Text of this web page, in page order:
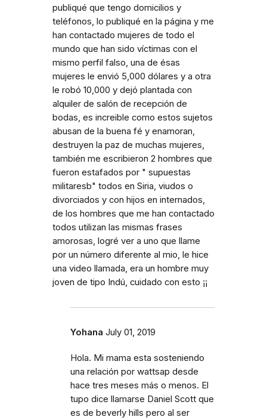
publiqué que tengo domicilios y
teléfonos, lo publiqué en la página y me
han contactado mujeres de todo el
mundo que han sido víctimas con el
mismo perfil falso, una de ésas
mujeres le envió 5,000 dólares y a otra
le robó 10,000 y dejó plantada con
alquiler de salón de recepción de
bodas, es increible como estos sujetos
abusan de la buena fé y enamoran,
destruyen la paz de muchas mujeres,
también me escribieron 2 hombres que
fueron estafados por " supuestas
militaresb" todos en Siria, viudos o
divorciados y con hijos en internados,
de los hombres que me han contactado
todos utilizan las mismas frases
amorosas, logré ver a uno que llame
por un número diferente al mio, le hice
una video llamada, era un hombre muy
joven de tipo Indú, cuidado con esto ¡¡
Yohana July 01, 2019
Hola. Mi mama esta sosteniendo
una relación por wattsap desde
hace tres meses más o menos. El
tupo dice llamarse Daniel Scott que
es de beverly hills pero al ser